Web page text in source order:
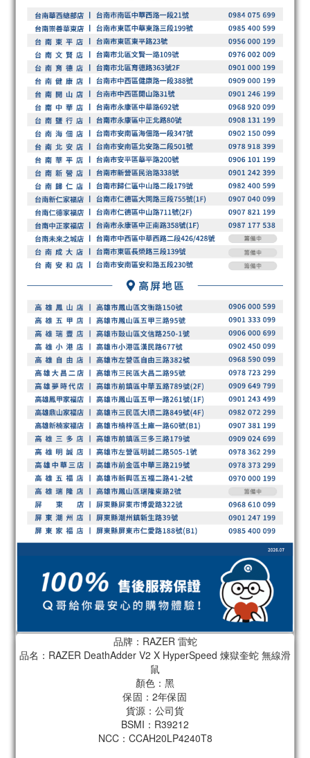
品牌：RAZER 雷蛇
品名：RAZER DeathAdder V2 X HyperSpeed 煉獄奎蛇 無線滑
鼠
顏色：黑
保固：2年保固
貨源：公司貨
BSMI：R39212
NCC：CCAH20LP4240T8